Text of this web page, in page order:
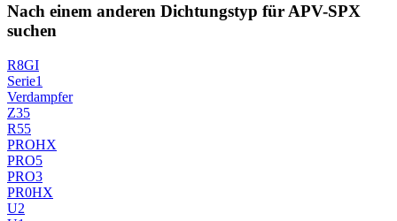
Nach einem anderen Dichtungstyp für APV-SPX
suchen
R8GI
Serie1
Verdampfer
Z35
R55
PROHX
PRO5
PRO3
PR0HX
U2